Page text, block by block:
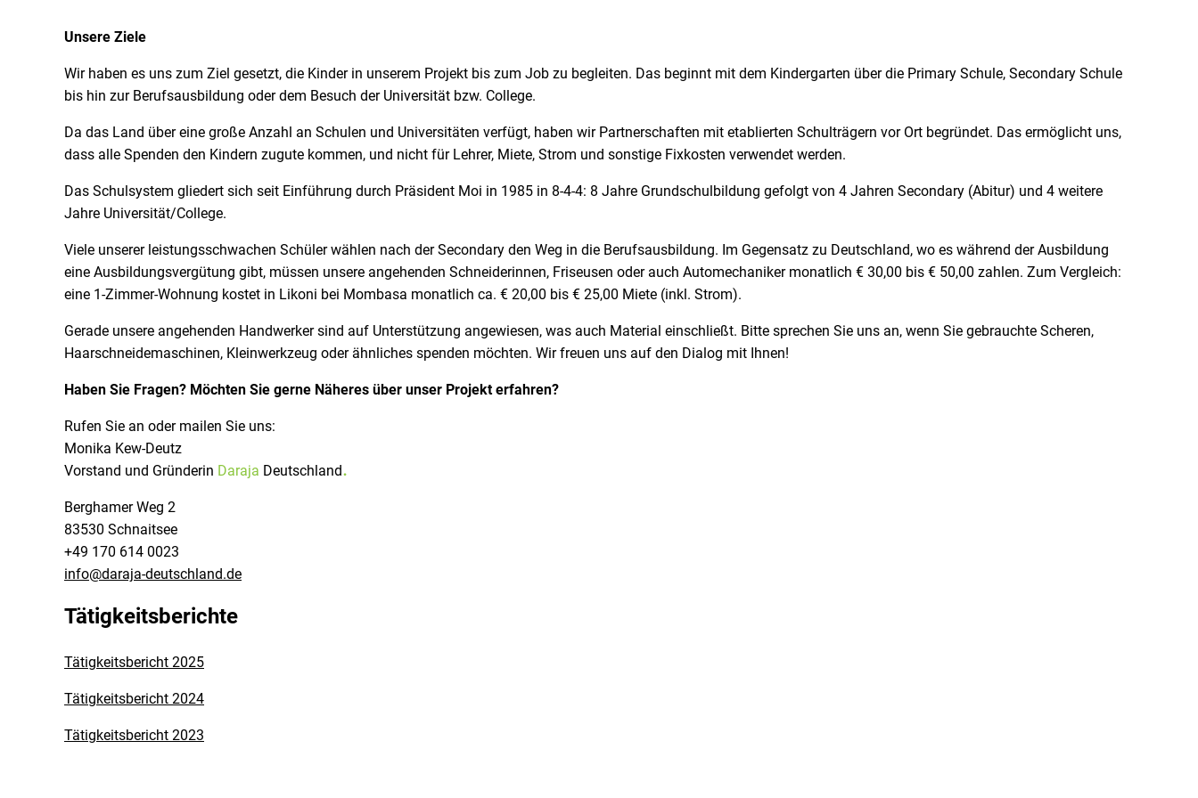
Unsere Ziele
Wir haben es uns zum Ziel gesetzt, die Kinder in unserem Projekt bis zum Job zu begleiten. Das beginnt mit dem Kindergarten über die Primary Schule, Secondary Schule
bis hin zur Berufsausbildung oder dem Besuch der Universität bzw. College.
Da das Land über eine große Anzahl an Schulen und Universitäten verfügt, haben wir Partnerschaften mit etablierten Schulträgern vor Ort begründet. Das ermöglicht uns,
dass alle Spenden den Kindern zugute kommen, und nicht für Lehrer, Miete, Strom und sonstige Fixkosten verwendet werden.
Das Schulsystem gliedert sich seit Einführung durch Präsident Moi in 1985 in 8-4-4: 8 Jahre Grundschulbildung gefolgt von 4 Jahren Secondary (Abitur) und 4 weitere
Jahre Universität/College.
Viele unserer leistungsschwachen Schüler wählen nach der Secondary den Weg in die Berufsausbildung. Im Gegensatz zu Deutschland, wo es während der Ausbildung
eine Ausbildungsvergütung gibt, müssen unsere angehenden Schneiderinnen, Friseusen oder auch Automechaniker monatlich € 30,00 bis € 50,00 zahlen. Zum Vergleich:
eine 1-Zimmer-Wohnung kostet in Likoni bei Mombasa monatlich ca. € 20,00 bis € 25,00 Miete (inkl. Strom).
Gerade unsere angehenden Handwerker sind auf Unterstützung angewiesen, was auch Material einschließt. Bitte sprechen Sie uns an, wenn Sie gebrauchte Scheren,
Haarschneidemaschinen, Kleinwerkzeug oder ähnliches spenden möchten. Wir freuen uns auf den Dialog mit Ihnen!
Haben Sie Fragen? Möchten Sie gerne Näheres über unser Projekt erfahren?
Rufen Sie an oder mailen Sie uns:
Monika Kew-Deutz
Vorstand und Gründerin Daraja Deutschland.
Berghamer Weg 2
83530 Schnaitsee
+49 170 614 0023
info@daraja-deutschland.de
Tätigkeitsberichte
Tätigkeitsbericht 2025
Tätigkeitsbericht 2024
Tätigkeitsbericht 2023